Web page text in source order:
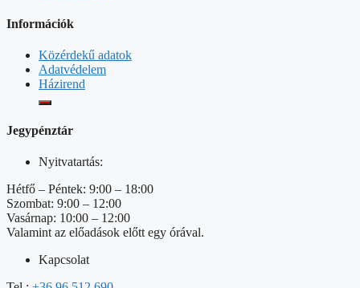
Információk
Közérdekű adatok
Adatvédelem
Házirend
Jegypénztár
Nyitvatartás:
Hétfő – Péntek: 9:00 – 18:00
Szombat: 9:00 – 12:00
Vasárnap: 10:00 – 12:00
Valamint az előadások előtt egy órával.
Kapcsolat